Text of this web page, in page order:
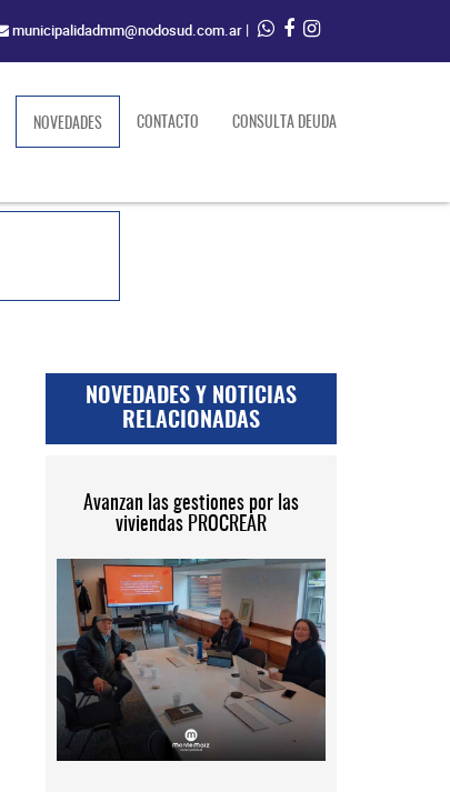
municipalidadmm@nodosud.com.ar |
NOVEDADES(current)CONTACTO CONSULTA DEUDA
NOVEDADES Y NOTICIAS
RELACIONADAS
Avanzan las gestiones por las
viviendas PROCREAR